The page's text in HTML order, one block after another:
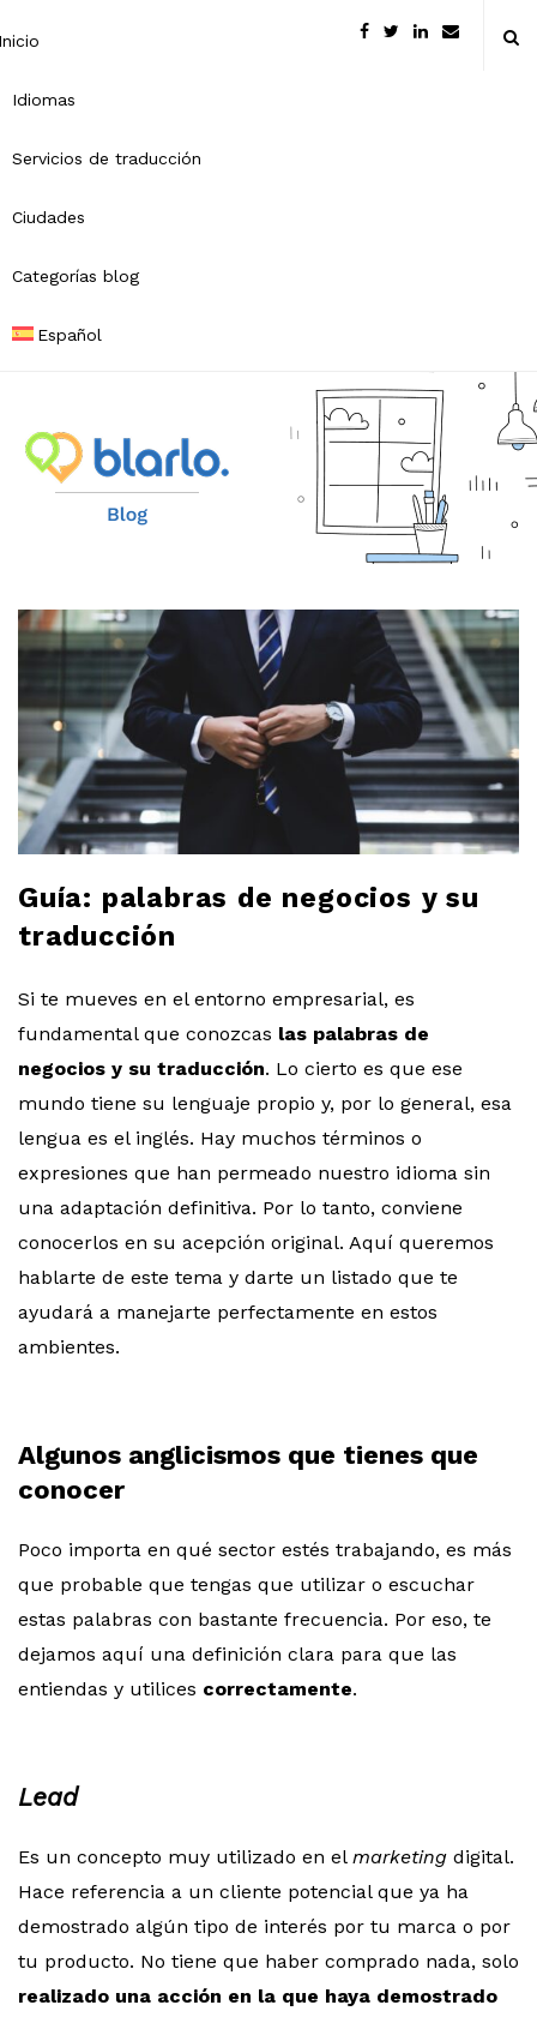
Idiomas
Servicios de traducción
Ciudades
Categorías blog
Español
B
r
o
b
o
g
Guía: palabras de negocios y su
traducción
Si te mueves en el entorno empresarial, es
fundamental que conozcas las palabras de
negocios y su traducción. Lo cierto es que ese
mundo tiene su lenguaje propio y, por lo general, esa
lengua es el inglés. Hay muchos términos o
expresiones que han permeado nuestro idioma sin
una adaptación definitiva. Por lo tanto, conviene
conocerlos en su acepción original. Aquí queremos
hablarte de este tema y darte un listado que te
ayudará a manejarte perfectamente en estos
ambientes.
Algunos anglicismos que tienes que
conocer
Poco importa en qué sector estés trabajando, es más
que probable que tengas que utilizar o escuchar
estas palabras con bastante frecuencia. Por eso, te
dejamos aquí una definición clara para que las
entiendas y utilices correctamente.
Lead
Es un concepto muy utilizado en el marketing digital.
Hace referencia a un cliente potencial que ya ha
demostrado algún tipo de interés por tu marca o por
tu producto. No tiene que haber comprado nada, solo
realizado una acción en la que haya demostrado